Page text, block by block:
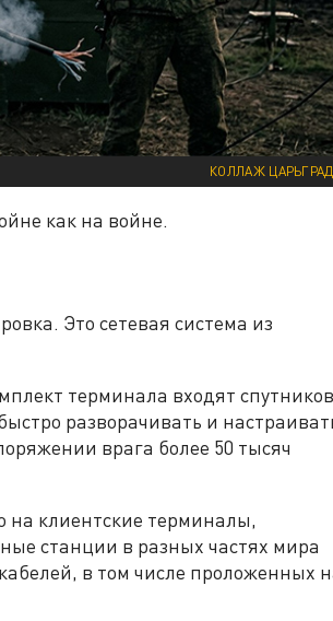
КОЛЛАЖ
как на войне.
Это сетевая система из
терминала входят
разворачивать и
врага более 50 тысяч
на клиентские терминалы,
станции в разных частях мира
в том числе проложенных